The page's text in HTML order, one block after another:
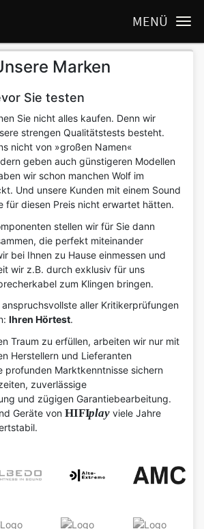
MENÜ
Marken
Sie testen
Sie nicht alles kaufen. Denn wir
strengen Qualitätstests besteht.
nicht von »großen Namen«
geben auch günstigeren Modellen
wir schon manchen Wolf im
Und unsere Kunden mit einem Sound
für diesen Preis nicht erwartet hätten.
stellen wir für Sie dann
die perfekt miteinander
bei Ihnen zu Hause einmessen und
wir z.B. durch exklusiv für uns
zum Klingen bringen.
aller Kritikerprüfungen
Ihren Hörtest.
Traum zu erfüllen, arbeiten wir nur mit
Herstellern und Lieferanten
profunden Marktkenntnisse sichern
zuverlässige
und zügigen Garantiebearbeitung.
Geräte von HIFIplay viele Jahre